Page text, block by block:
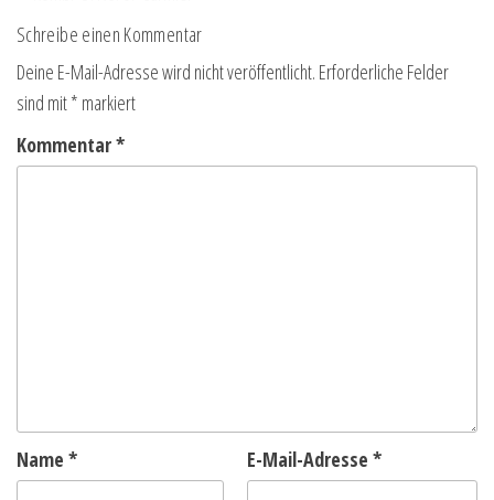
Schreibe einen Kommentar
Deine E-Mail-Adresse wird nicht veröffentlicht. Erforderliche Felder
sind mit* markiert
Kommentar*
Name * E-Mail-Adresse *